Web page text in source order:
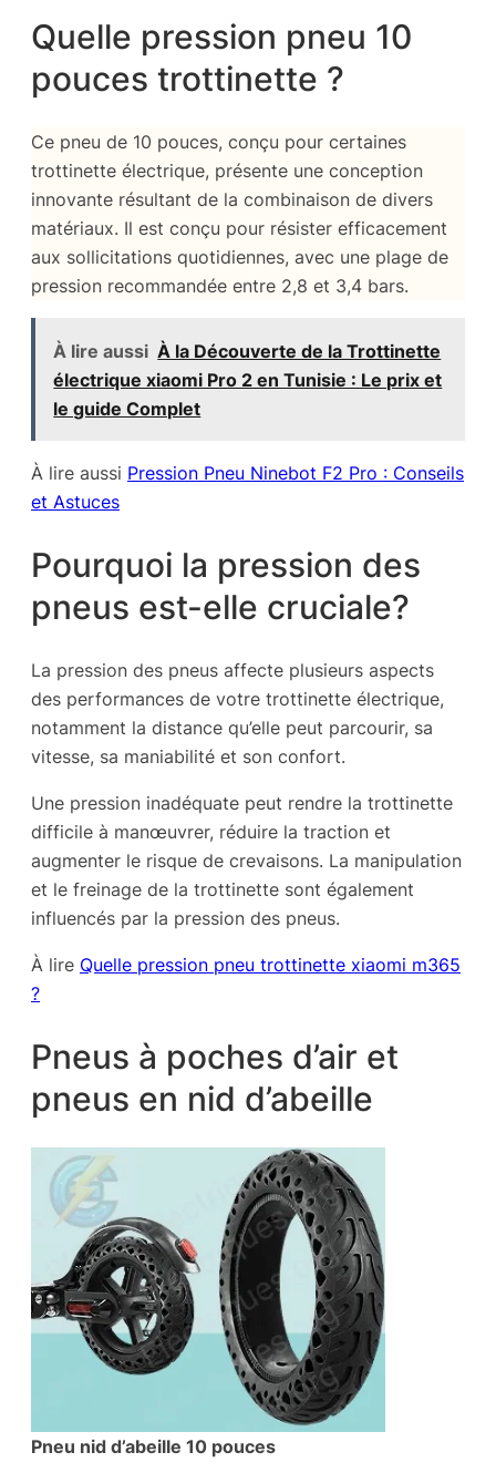
Quelle pression pneu 10
pouces trottinette ?
Ce pneu de 10 pouces, conçu pour certaines
trottinette électrique, présente une conception
innovante résultant de la combinaison de divers
matériaux. Il est conçu pour résister efficacement
aux sollicitations quotidiennes, avec une plage de
pression recommandée entre 2,8 et 3,4 bars.
À lire aussi À la Découverte de la Trottinette
électrique xiaomi Pro 2 en Tunisie : Le prix et
le guide Complet
À lire aussi Pression Pneu Ninebot F2 Pro : Conseils
et Astuces
Pourquoi la pression des
pneus est-elle cruciale?
La pression des pneus affecte plusieurs aspects
des performances de votre trottinette électrique,
notamment la distance qu’elle peut parcourir, sa
vitesse, sa maniabilité et son confort.
Une pression inadéquate peut rendre la trottinette
difficile à manœuvrer, réduire la traction et
augmenter le risque de crevaisons. La manipulation
et le freinage de la trottinette sont également
influencés par la pression des pneus.
À lire Quelle pression pneu trottinette xiaomi m365
?
Pneus à poches d’air et
pneus en nid d’abeille
Pneu nid d’abeille 10 pouces